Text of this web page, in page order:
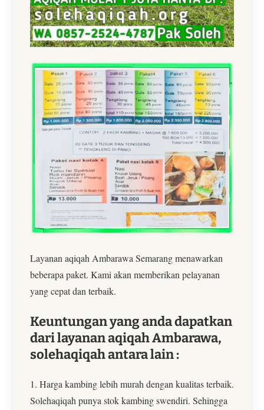
Layanan aqiqah Ambarawa Semarang menawarkan
beberapa paket. Kami akan memberikan pelayanan
yang cepat dan terbaik.
Keuntungan yang anda dapatkan
dari layanan aqiqah Ambarawa,
solehaqiqah antara lain :
1. Harga kambing lebih murah dengan kualitas terbaik.
Solehaqiqah punya stok kambing swendiri. Sehingga